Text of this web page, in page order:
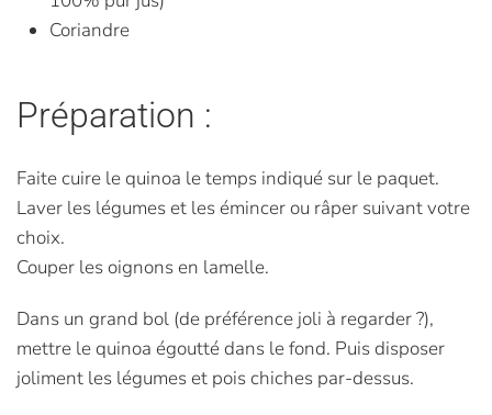
Coriandre
Préparation :
Faite cuire le quinoa le temps indiqué sur le paquet.
Laver les légumes et les émincer ou râper suivant votre
choix.
Couper les oignons en lamelle.
Dans un grand bol (de préférence joli à regarder ?),
mettre le quinoa égoutté dans le fond. Puis disposer
joliment les légumes et pois chiches par-dessus.